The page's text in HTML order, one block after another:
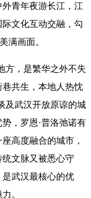
青年夜游长江，江
文化互动交融，勾
满画面。
方，是繁华之外不失
共生，本地人热忱
及武汉开放原谅的城
，罗恩·普洛弛诺有
高度融合的城市，
文脉又被悉心守
武汉最核心的优
。